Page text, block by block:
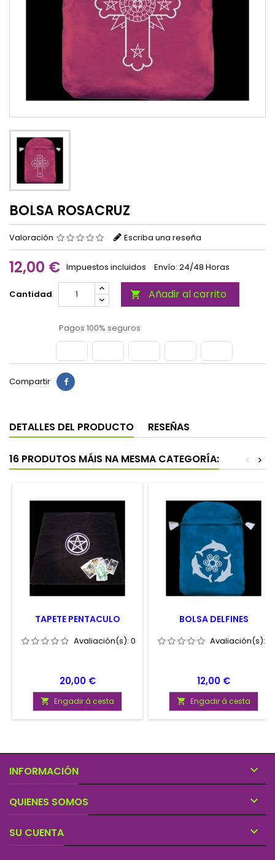
BOLSA ROSACRUZ
Valoración Escriba una reseña
12,00 € Impuestos incluidos Envío: 24/48 Horas
Cantidad  Añadir al carrito
Pagos 100% seguros
Compartir
DETALLES DEL PRODUCTO RESEÑAS
16 PRODUTOS MÁIS NA MESMA CATEGORÍA: >
<
TAPETE PENTACULO
Avaliación(s): 0
Prezo
20,00 €
 Engadir á cesta
BOLSA DELFINES
Avaliación(s):
Prezo
12,00 €
 Engadir á cesta
INFORMACIÓN 
QUIENES SOMOS 
SU CUENTA 